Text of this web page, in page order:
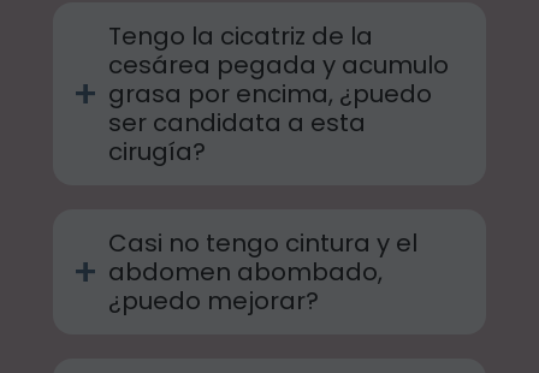
+
Tengo la cicatriz de la
cesárea pegada y acumulo
grasa por encima, ¿puedo
ser candidata a esta
cirugía?
+
Casi no tengo cintura y el
abdomen abombado,
¿puedo mejorar?